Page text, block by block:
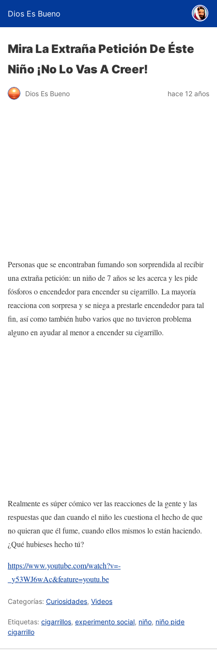
Dios Es Bueno
Mira La Extraña Petición De Éste
Niño ¡No Lo Vas A Creer!
Dios Es Bueno hace 12 años
Personas que se encontraban fumando son sorprendida al recibir
una extraña petición: un niño de 7 años se les acerca y les pide
fósforos o encendedor para encender su cigarrillo. La mayoría
reacciona con sorpresa y se niega a prestarle encendedor para tal
fin, así como también hubo varios que no tuvieron problema
alguno en ayudar al menor a encender su cigarrillo.
Realmente es súper cómico ver las reacciones de la gente y las
respuestas que dan cuando el niño les cuestiona el hecho de que
no quieran que él fume, cuando ellos mismos lo están haciendo.
¿Qué hubieses hecho tú?
https://www.youtube.com/watch?v=-
_y53WJ6wAc&feature=youtu.be
Categorías: Curiosidades, Videos
Etiquetas: cigarrillos, experimento social, niño, niño pide
cigarrillo